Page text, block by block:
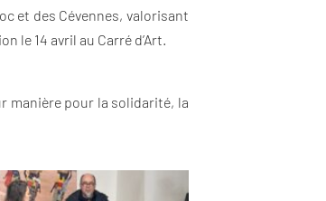
et des Cévennes, valorisant
le 14 avril au Carré d’Art.
manière pour la solidarité, la